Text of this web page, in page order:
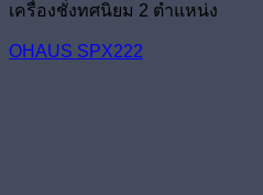
เครื่องชั่งทศนิยม 2 ตำแหน่ง
OHAUS SPX222